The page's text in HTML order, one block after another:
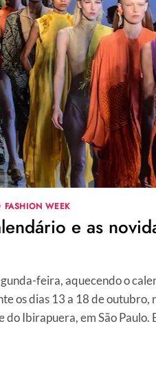
FASHION WEEK
e as
feira, aquecendo o
os dias 13 a 18 de outubro,
Ibirapuera, em São Paulo.